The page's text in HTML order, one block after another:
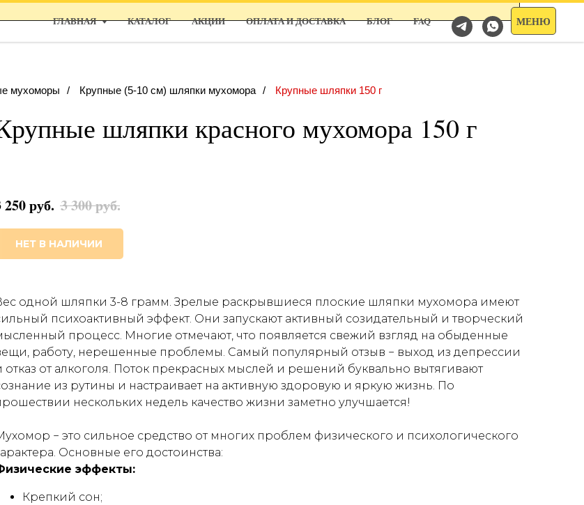
ГЛАВНАЯ КАТАЛОГ АКЦИИ ОПЛАТА И ДОСТАВКА БЛОГ FAQ МЕНЮ
мухоморы / Крупные (5-10 см) шляпки мухомора / Крупные шляпки 150 г
шляпки красного мухомора 150 г
250руб. 3 300руб.
НЕТ В НАЛИЧИИ
одной шляпки 3-8 грамм. Зрелые раскрывшиеся плоские шляпки мухомора имеют
психоактивный эффект. Они запускают активный созидательный и творческий
процесс. Многие отмечают, что появляется свежий взгляд на обыденные
работу, нерешенные проблемы. Самый популярный отзыв − выход из депрессии
отказ от алкоголя. Поток прекрасных мыслей и решений буквально вытягивают
из рутины и настраивает на активную здоровую и яркую жизнь. По
нескольких недель качество жизни заметно улучшается!
− это сильное средство от многих проблем физического и психологического
Основные его достоинства:
эффекты:
Крепкий сон;